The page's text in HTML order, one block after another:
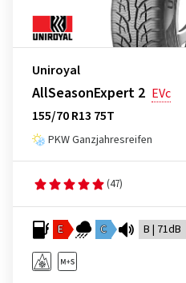
Uniroyal
AllSeasonExpert 2 EVc
155/70 R13 75T
PKW Ganzjahresreifen
(47)
E C B | 71dB